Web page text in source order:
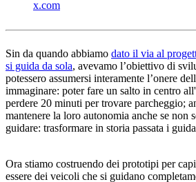
x.com
Sin da quando abbiamo dato il via al
si guida da sola, avevamo l’obiettivo di
potessero assumersi interamente l’onere
immaginare: poter fare un salto in centro
perdere 20 minuti per trovare parcheggio;
mantenere la loro autonomia anche se non
guidare: trasformare in storia passata i
Ora stiamo costruendo dei prototipi per
essere dei veicoli che si guidano